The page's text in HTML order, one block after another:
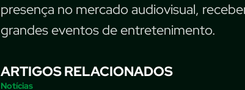
presença no mercado audiovisual,
grandes eventos de entretenimento.
ARTIGOS RELACIONADOS
Notícias